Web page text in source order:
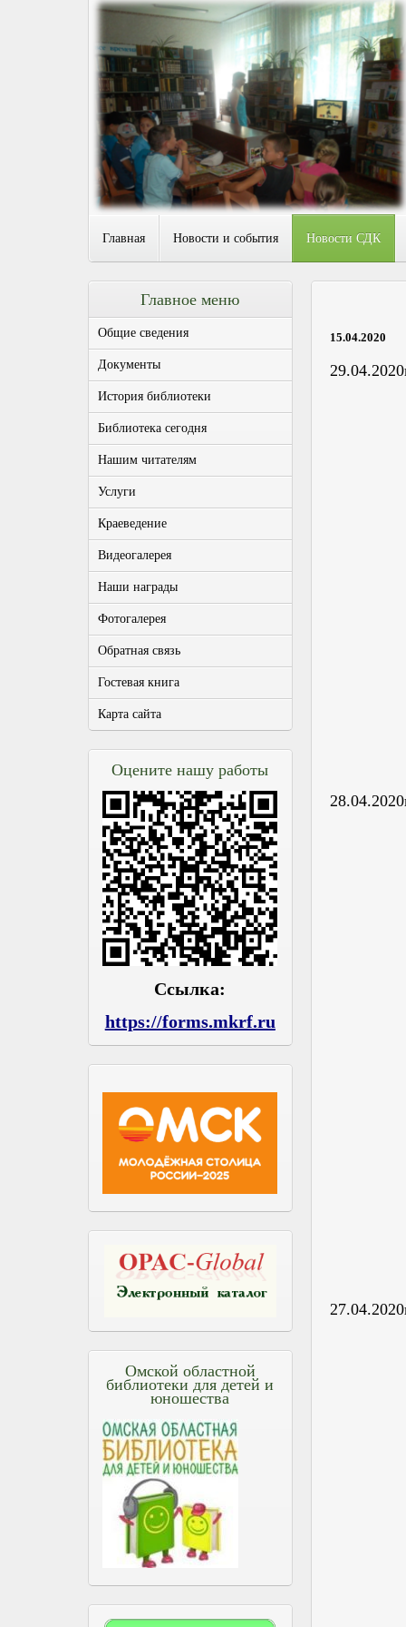
Главная Новости и события Новости СДК
15.04.2020
Главное меню
Общие сведения
Документы
История библиотеки
Библиотека сегодня
Нашим читателям
Услуги
Краеведение
Видеогалерея
Наши награды
Фотогалерея
Обратная связь
Гостевая книга
Карта сайта
Оцените нашу работы
Ссылка:
https://forms.mkrf.ru
Омской областной
библиотеки для детей и
юношества